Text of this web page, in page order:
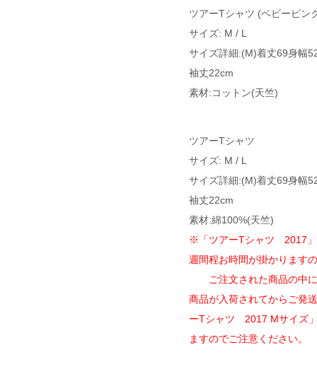
ツアーTシャツ (ベビーピン
サイズ: M / L
サイズ詳細:(M)着丈69身幅
袖丈22cm
素材:コットン(天竺)
ツアーTシャツ
サイズ: M / L
サイズ詳細:(M)着丈69身幅
袖丈22cm
素材:綿100%(天竺)
※「ツアーTシャツ 2017」
週間程お時間が掛かります
ご注文された商品の中に
商品が入荷されてからご発
ーTシャツ 2017 Mサイズ
ますのでご注意ください。